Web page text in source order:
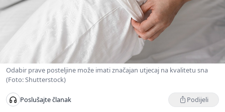
Odabir prave posteljine može imati značajan utjecaj na kvalitetu sna
(Foto: Shutterstock)
Poslušajte članak Podijeli